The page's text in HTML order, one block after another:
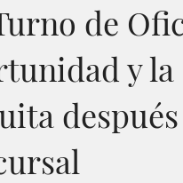
de
y